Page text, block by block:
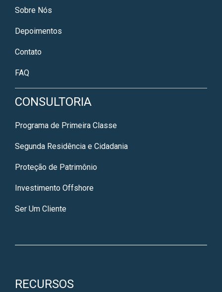
Sobre Nós
Depoimentos
Contato
FAQ
CONSULTORIA
Programa de Primeira Classe
Segunda Residência e Cidadania
Proteção de Patrimônio
Investimento Offshore
Ser Um Cliente
RECURSOS